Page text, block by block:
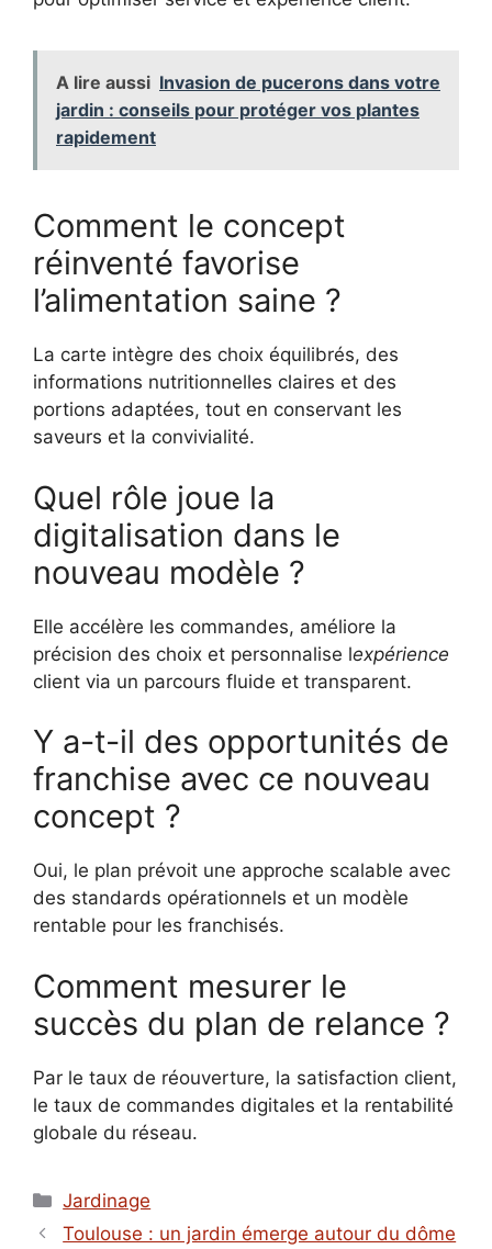
A lire aussi Invasion de pucerons dans votre
jardin : conseils pour protéger vos plantes
rapidement
Comment le concept
réinventé favorise
l’alimentation saine ?
La carte intègre des choix équilibrés, des
informations nutritionnelles claires et des
portions adaptées, tout en conservant les
saveurs et la convivialité.
Quel rôle joue la
digitalisation dans le
nouveau modèle ?
Elle accélère les commandes, améliore la
précision des choix et personnalise lexpérience
client via un parcours fluide et transparent.
Y a-t-il des opportunités de
franchise avec ce nouveau
concept ?
Oui, le plan prévoit une approche scalable avec
des standards opérationnels et un modèle
rentable pour les franchisés.
Comment mesurer le
succès du plan de relance ?
Par le taux de réouverture, la satisfaction client,
le taux de commandes digitales et la rentabilité
globale du réseau.
Catégories
Jardinage
Toulouse : un jardin émerge autour du dôme